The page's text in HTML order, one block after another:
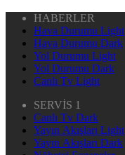
HABERLER
Hava Durumu Light
Hava Durumu Dark
Yol Durumu Light
Yol Durumu Dark
Canlı Tv Light
SERVİS 1
Canlı Tv Dark
Yayın Akışları Light
Yayın Akışları Dark